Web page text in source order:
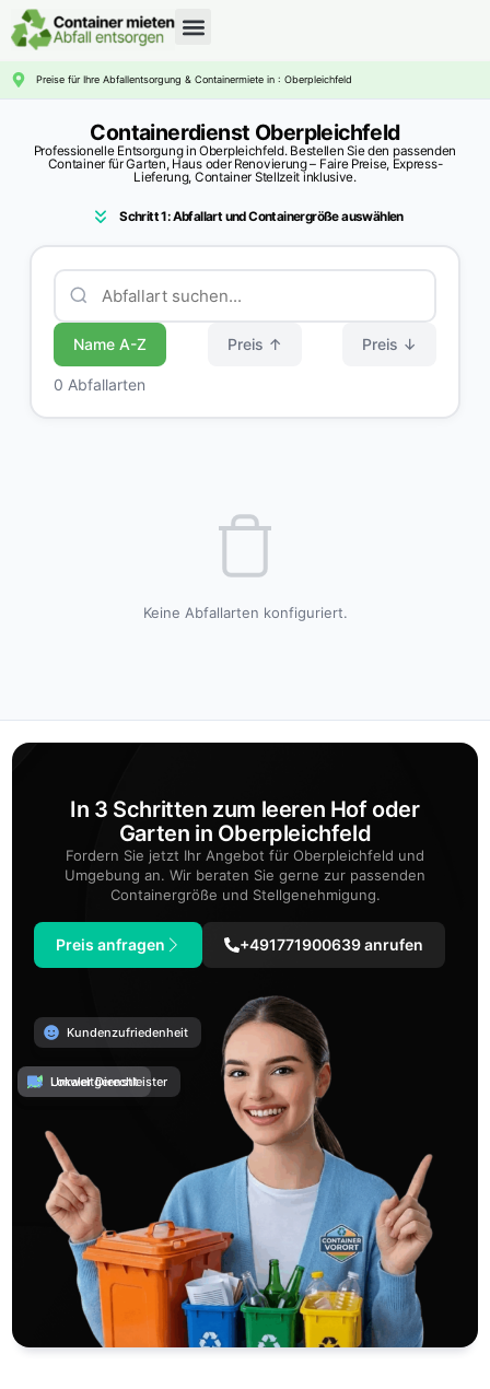
Preise für Ihre Abfallentsorgung & Containermiete in : Oberpleichfeld
Containerdienst Oberpleichfeld
Professionelle Entsorgung in Oberpleichfeld. Bestellen Sie den passenden
Container für Garten, Haus oder Renovierung – Faire Preise, Express-
Lieferung, Container Stellzeit inklusive.
Schritt 1: Abfallart und Containergröße auswählen
Name A-Z Preis ↑ Preis ↓
0 Abfallarten
Keine Abfallarten konfiguriert.
In 3 Schritten zum leeren Hof oder
Garten in Oberpleichfeld
Fordern Sie jetzt Ihr Angebot für Oberpleichfeld und
Umgebung an. Wir beraten Sie gerne zur passenden
Containergröße und Stellgenehmigung.
Preis anfragen +491771900639 anrufen
Kundenzufriedenheit
Umweltgerecht
Lokaler Dienstleister